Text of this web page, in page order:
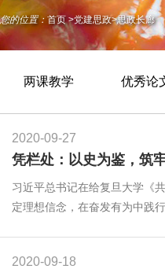
您的位置： 首页>党建思政>思政长廊
两课教学 优秀论
2020-09-27
凭栏处：以史为鉴，筑
习近平总书记在给复旦大学《
定理想信念，在奋发有为中践
2020-09-18